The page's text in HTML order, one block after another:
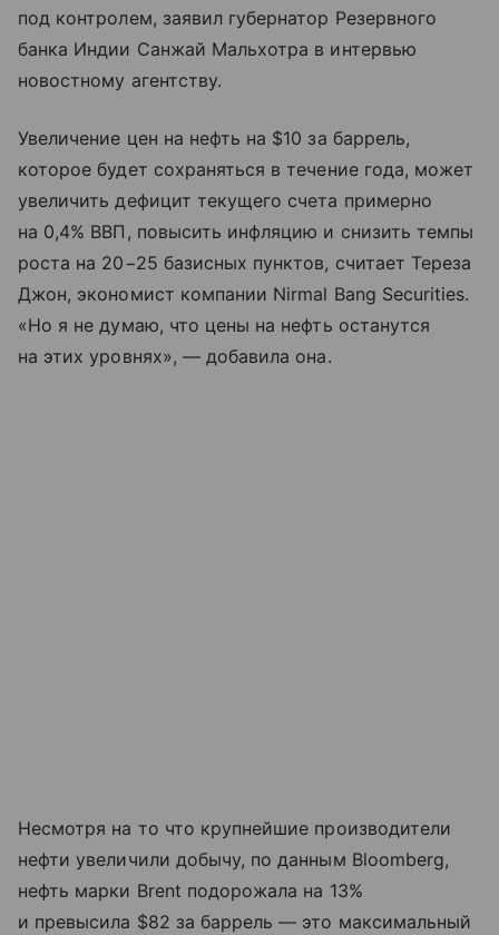
под контролем, заявил губернатор Резервного
банка Индии Санжай Мальхотра в интервью
новостному агентству.
Увеличение цен на нефть на $10 за баррель,
которое будет сохраняться в течение года, может
увеличить дефицит текущего счета примерно
на 0,4% ВВП, повысить инфляцию и снизить темпы
роста на 20−25 базисных пунктов, считает Тереза
Джон, экономист компании Nirmal Bang Securities.
«Но я не думаю, что цены на нефть останутся
на этих уровнях», — добавила она.
Несмотря на то что крупнейшие производители
нефти увеличили добычу, по данным Bloomberg,
нефть марки Brent подорожала на 13%
и превысила $82 за баррель — это максимальный